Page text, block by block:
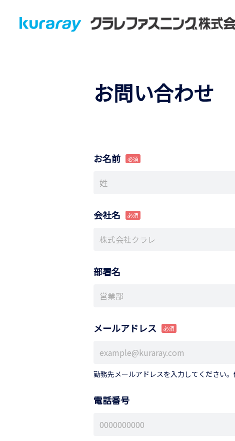
お問い合わせ
お名前
会社名
部署名
メールアドレス
勤務先メールアドレスを入力してください
電話番号